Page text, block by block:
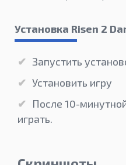
Установка Risen 2
Запустить
Установить игру
После 10-
играть.